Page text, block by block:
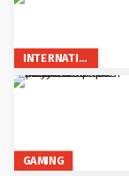
INTERNATIONAL
GAMING